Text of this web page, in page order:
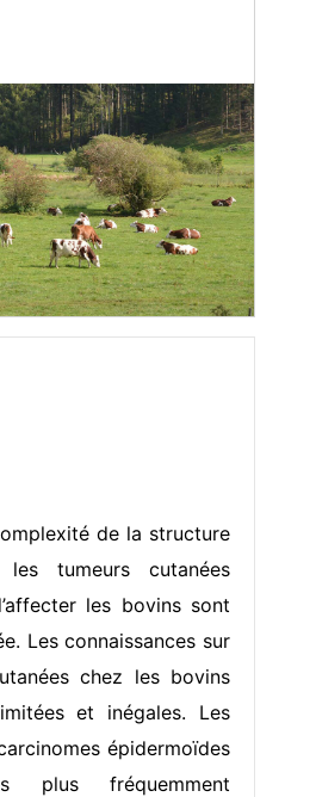
de la structure
tumeurs cutanées
les bovins sont
Les connaissances sur
chez les bovins
et inégales. Les
épidermoïdes
plus fréquemment